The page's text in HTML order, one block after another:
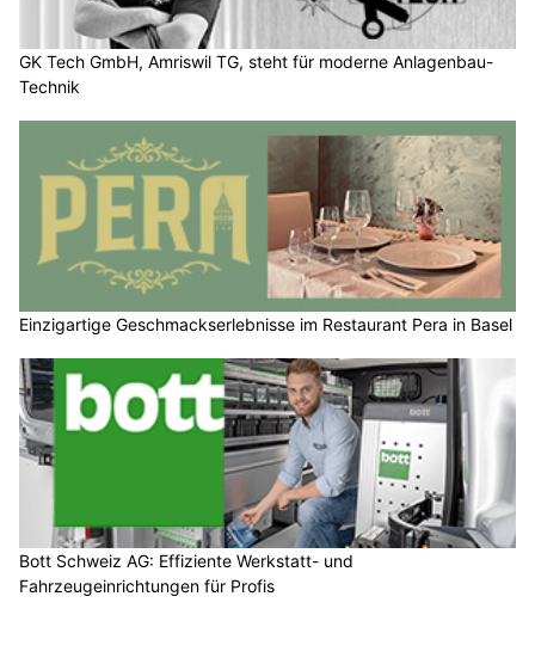
GK Tech GmbH, Amriswil TG, steht für moderne Anlagenbau-
Technik
Einzigartige Geschmackserlebnisse im Restaurant Pera in Basel
Bott Schweiz AG: Effiziente Werkstatt- und
Fahrzeugeinrichtungen für Profis